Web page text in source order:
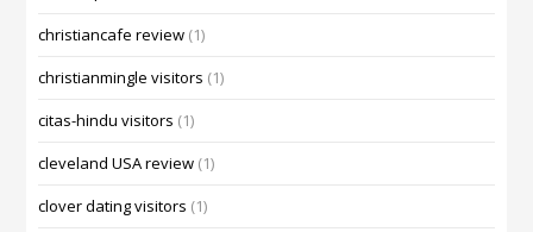
christiancafe review (1)
christianmingle visitors (1)
citas-hindu visitors (1)
cleveland USA review (1)
clover dating visitors (1)